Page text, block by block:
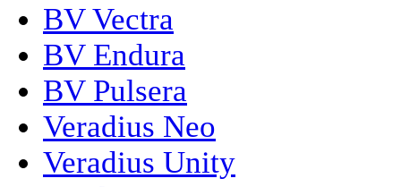
BV Vectra
BV Endura
BV Pulsera
Veradius Neo
Veradius Unity